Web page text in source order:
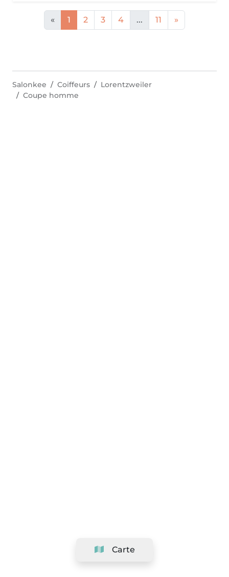
« 1 2 3 4 ... 11 »
Carte
Salonkee Coiffeurs
Lorentzweiler
Coupe homme